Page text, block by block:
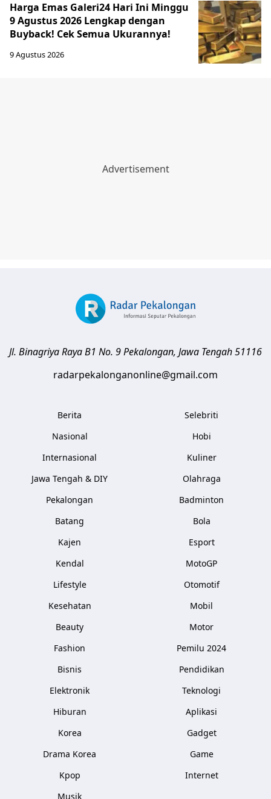
Harga Emas Galeri24 Hari Ini Minggu
9 Agustus 2026 Lengkap dengan
Buyback! Cek Semua Ukurannya!
9 Agustus 2026
Jl. Binagriya Raya B1 No. 9Pekalongan, Jawa Tengah51116
radarpekalonganonline@gmail.com
Berita
Nasional
Internasional
Jawa Tengah & DIY
Pekalongan
Batang
Kajen
Kendal
Lifestyle
Kesehatan
Beauty
Fashion
Bisnis
Elektronik
Hiburan
Korea
Drama Korea
Kpop
Musik
Selebriti
Hobi
Kuliner
Olahraga
Badminton
Bola
Esport
MotoGP
Otomotif
Mobil
Motor
Pemilu 2024
Pendidikan
Teknologi
Aplikasi
Gadget
Game
Internet